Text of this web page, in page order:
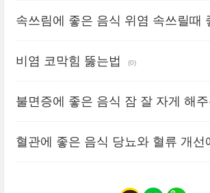
속쓰림에 좋은 음식 위염 속쓰릴때
비염 코막힘 뚫는법 (0)
불면증에 좋은 음식 잠 잘 자게 해
혈관에 좋은 음식 당뇨와 혈류 개선